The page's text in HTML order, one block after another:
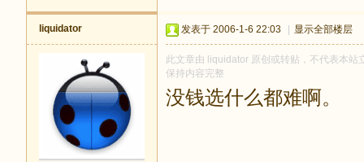
liquidator 发表于 2006-1-6 22:03 显示全部楼层
此文章由 liquidator 原创或转贴，不代表本
保持内容完整
没钱选什么都难啊。